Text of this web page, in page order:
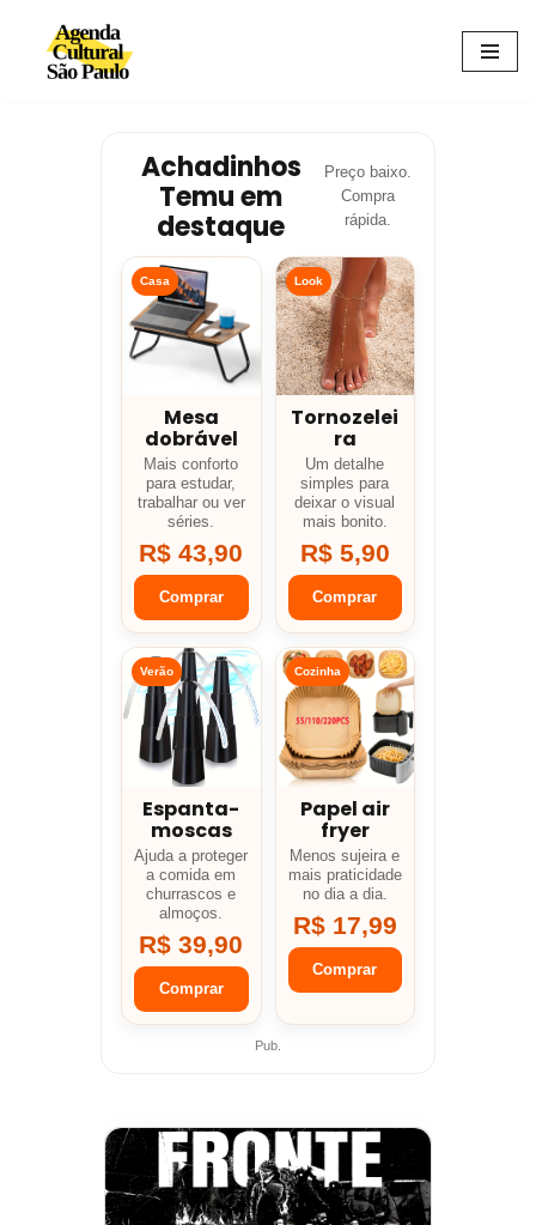
Avançar
Achadinhos
Temu em
destaque
Preço baixo.
Compra
rápida.
Casa
Mesa
dobrável
Mais conforto
para estudar,
trabalhar ou ver
séries.
R$ 43,90
Comprar
Look
Tornozelei
ra
Um detalhe
simples para
deixar o visual
mais bonito.
R$ 5,90
Comprar
Verão
Espanta-
moscas
Ajuda a proteger
a comida em
churrascos e
almoços.
R$ 39,90
Comprar
Cozinha
Papel air
fryer
Menos sujeira e
mais praticidade
no dia a dia.
R$ 17,99
Comprar
Pub.